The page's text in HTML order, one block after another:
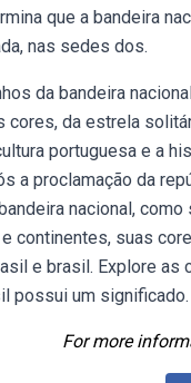
que a bandeira
nas sedes dos.
da bandeira
da estrela
portuguesa e a
a proclamação da
nacional,
continentes, suas
e brasil. Explore
possui um significado.
For more